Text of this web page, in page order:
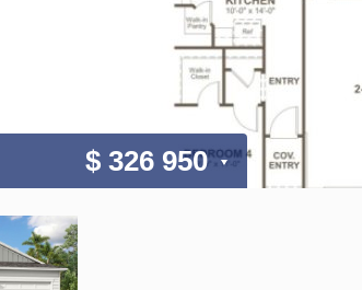
$ 326 950